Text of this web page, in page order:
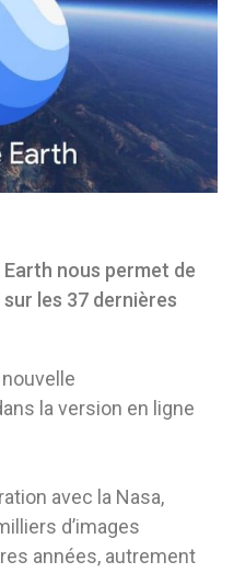
Earth nous permet de
les 37 dernières
la version en ligne
avec la Nasa,
d’images
années, autrement